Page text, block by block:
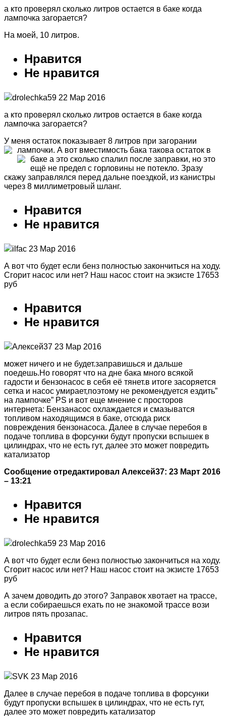
а кто проверял сколько литров остается в баке когда
лампочка загорается?
На моей, 10 литров.
Нравится
Не нравится
drolechka59 22 Мар 2016
а кто проверял сколько литров остается в баке когда
лампочка загорается?
У меня остаток показывает 8 литров при загорании
лампочки. А вот вместимость бака такова остаток в
баке а это сколько спалил после заправки, но это
ещё не предел с горловины не потекло. Зразу
скажу заправлялся перед дальне поездкой, из канистры
через 8 миллиметровый шланг.
Нравится
Не нравится
ilfac 23 Мар 2016
А вот что будет если бенз полностью закончиться на ходу.
Сгорит насос или нет? Наш насос стоит на экзисте 17653
руб
Нравится
Не нравится
Алексей37 23 Мар 2016
может ничего и не будет.заправишься и дальше
поедешь.Но говорят что на дне бака много всякой
гадости и бензонасос в себя её тянет.в итоге засоряется
сетка и насос умирает,поэтому не рекомендуется ездить”
на лампочке” PS и вот еще мнение с просторов
интернета: Бензанасос охлаждается и смазыватся
топливом находящимся в баке, отсюда риск
повреждения бензонасоса. Далее в случае перебоя в
подаче топлива в форсунки будут пропуски вспышек в
цилиндрах, что не есть гут, далее это может повредить
катализатор
Сообщение отредактировал Алексей37: 23 Март 2016
– 13:21
Нравится
Не нравится
drolechka59 23 Мар 2016
А вот что будет если бенз полностью закончиться на ходу.
Сгорит насос или нет? Наш насос стоит на экзисте 17653
руб
А зачем доводить до этого? Заправок хвотает на трассе,
а если собираешься ехать по не знакомой трассе вози
литров пять прозапас.
Нравится
Не нравится
SVK 23 Мар 2016
Далее в случае перебоя в подаче топлива в форсунки
будут пропуски вспышек в цилиндрах, что не есть гут,
далее это может повредить катализатор